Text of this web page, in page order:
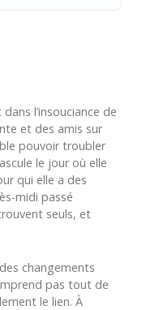
l’insouciance de
et des amis sur
pouvoir troubler
le jour où elle
qui elle a des
midi passé
seuls, et
changements
pas tout de
le lien. À